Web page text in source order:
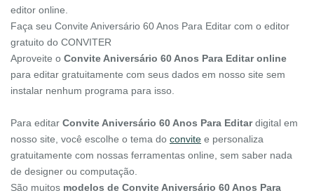
editor online.
Faça seu Convite Aniversário 60 Anos Para Editar com o editor
gratuito do CONVITER
Aproveite o Convite Aniversário 60 Anos Para Editar online
para editar gratuitamente com seus dados em nosso site sem
instalar nenhum programa para isso.
Para editar Convite Aniversário 60 Anos Para Editardigital em
nosso site, você escolhe o tema do convite e personaliza
gratuitamente com nossas ferramentas online, sem saber nada
de designer ou computação.
São muitos modelos de Convite Aniversário 60 Anos Para